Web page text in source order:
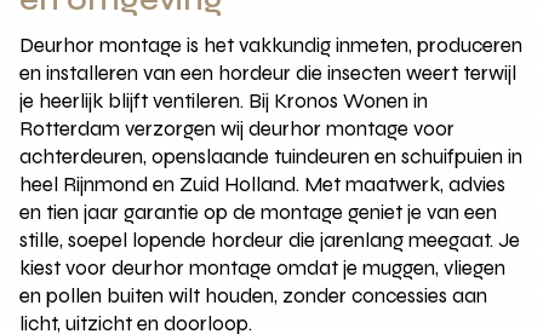
Deurhor montage is het vakkundig inmeten, produceren
en installeren van een hordeur die insecten weert terwijl
je heerlijk blijft ventileren. Bij Kronos Wonen in
Rotterdam verzorgen wij deurhor montage voor
achterdeuren, openslaande tuindeuren en schuifpuien in
heel Rijnmond en Zuid Holland. Met maatwerk, advies
en tien jaar garantie op de montage geniet je van een
stille, soepel lopende hordeur die jarenlang meegaat. Je
kiest voor deurhor montage omdat je muggen, vliegen
en pollen buiten wilt houden, zonder concessies aan
licht, uitzicht en doorloop.